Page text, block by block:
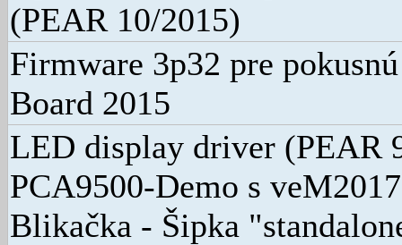
(PEAR 10/2015)
Firmware 3p32 pre
Board 2015
LED display driver (PEAR
PCA9500-Demo s
Blikačka - Šipka